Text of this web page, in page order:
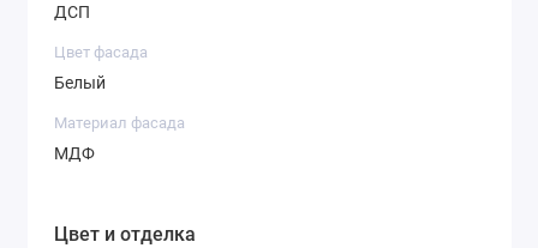
ДСП
Цвет фасада
Белый
Материал фасада
МДФ
Цвет и отделка